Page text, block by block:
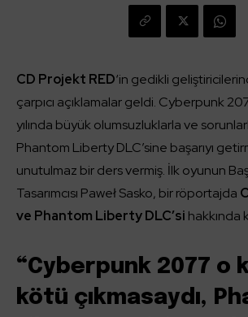
CD Projekt RED‘in gedikli
çarpıcı açıklamalar geldi. Cyberpunk
yılında büyük olumsuzluklarla ve
Phantom Liberty DLC’sine başarıyı
unutulmaz bir ders vermiş. İlk oyunun
Tasarımcısı Paweł Sasko, bir röportajda
ve Phantom Liberty DLC’si hakkında
“Cyberpunk 2077 o
kötü çıkmasaydı,